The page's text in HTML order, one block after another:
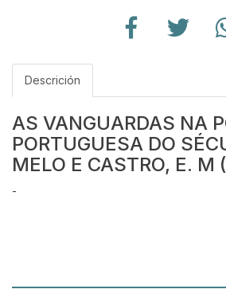
Descrición
AS VANGUARDAS NA
PORTUGUESA DO
MELO E CASTRO, E. M
-